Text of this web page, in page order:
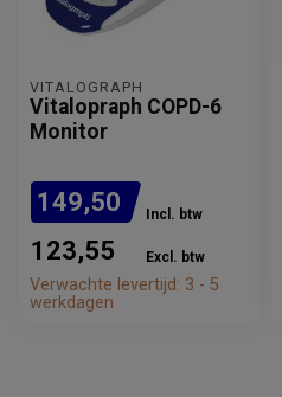
VITALOGRAPH
Vitalopraph COPD-6
Monitor
149,50 Incl. btw
123,55 Excl. btw
Verwachte levertijd: 3 - 5
werkdagen